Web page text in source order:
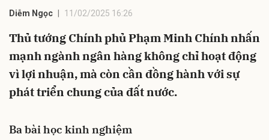
Diễm Ngọc 11/02/2025 16:26
Thủ tướng Chính phủ Phạm Minh Chính nhấn
mạnh ngành ngân hàng không chỉ hoạt động
vì lợi nhuận, mà còn cần đồng hành với sự
phát triển chung của đất nước.
Ba bài học kinh nghiệm
Hủy